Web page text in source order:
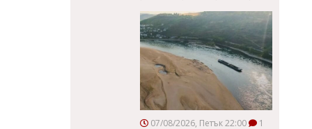
07/08/2026, Петък 22:00 1